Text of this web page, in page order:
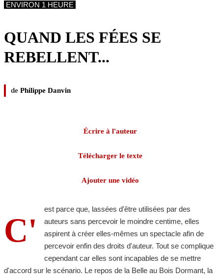
ENVIRON 1 HEURE
QUAND LES FÉES SE
REBELLENT...
de Philippe Danvin
Écrire à l'auteur
Télécharger le texte
Ajouter une vidéo
C'
est parce que, lassées d'être utilisées par des
auteurs sans percevoir le moindre centime, elles
aspirent à créer elles-mêmes un spectacle afin de
percevoir enfin des droits d'auteur. Tout se complique
cependant car elles sont incapables de se mettre
d'accord sur le scénario. Le repos de la Belle au Bois Dormant, la